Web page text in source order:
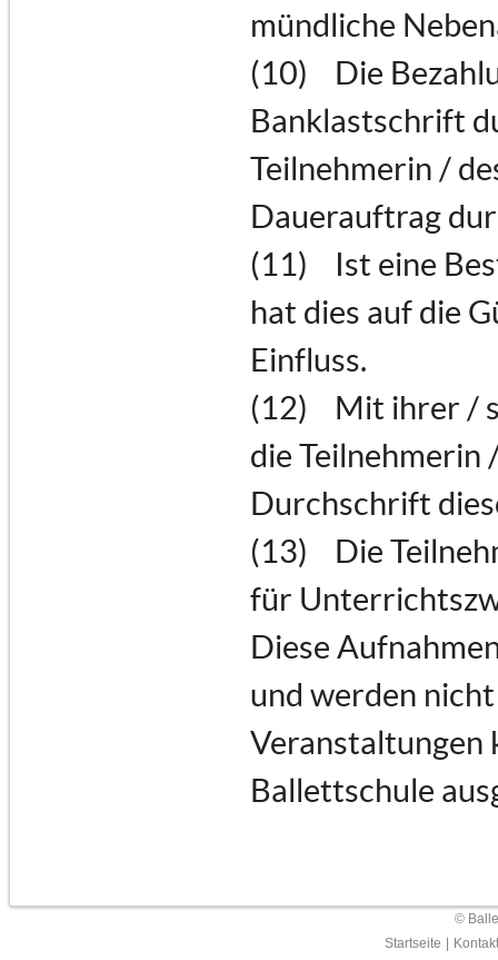
mündliche
(10) Die
Banklastschrift
Teilnehmerin /
Dauerauftrag
(11) Ist eine
hat dies auf die
Einfluss.
(12) Mit ihrer /
die Teilnehmerin
Durchschrift
(13) Die
für
Diese
und werden
Veranstaltungen
Ballettschule
©
Startseite
Kontakt